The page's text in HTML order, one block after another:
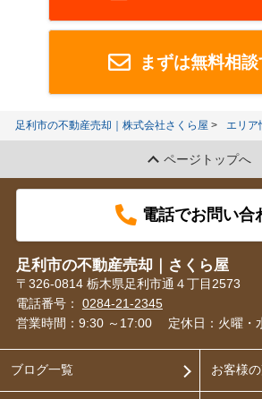
まずは無料相
足利市の不動産売却｜株式会社さくら屋 エリア
ページトップへ
電話でお問い合
足利市の不動産売却｜さくら屋
〒326-0814 栃木県足利市通４丁目2573
電話番号： 0284-21-2345
営業時間：9:30 ～17:00
定休日：火曜・
ブログ一覧 お客様